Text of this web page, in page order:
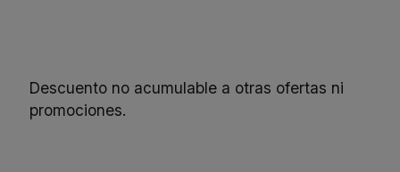
Descuento no acumulable a otras ofertas ni
promociones.